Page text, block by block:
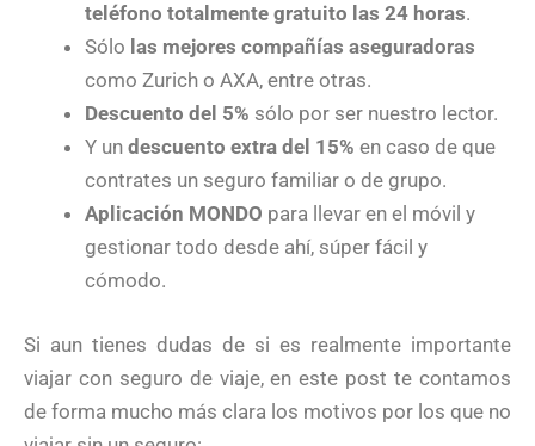
teléfono totalmente gratuito las 24 horas.
Sólo las mejores compañías aseguradoras
como Zurich o AXA, entre otras.
Descuento del 5% sólo por ser nuestro lector.
Y un descuento extra del 15% en caso de que
contrates un seguro familiar o de grupo.
Aplicación MONDO para llevar en el móvil y
gestionar todo desde ahí, súper fácil y
cómodo.
Si aun tienes dudas de si es realmente importante
viajar con seguro de viaje, en este post te contamos
de forma mucho más clara los motivos por los que no